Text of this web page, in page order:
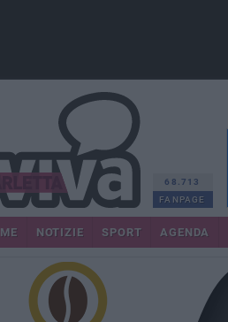
68.713
FANPAGE
NOTIZIE SPORT AGENDA